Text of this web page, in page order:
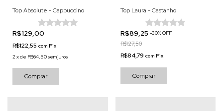
Top Absolute - Cappuccino
R$129,00
R$122,55 com Pix
2 xde R$64,50sem juros
Comprar
Top Laura - Castanho
R$89,25 -30%OFF
R$127,50
R$84,79 com Pix
Comprar